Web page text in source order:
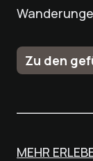
Zu den
MEHR